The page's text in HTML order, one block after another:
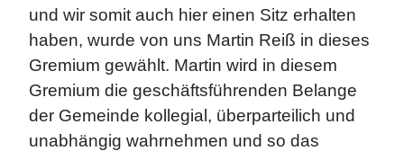
und wir somit auch hier einen Sitz erhalten
haben, wurde von uns Martin Reiß in dieses
Gremium gewählt. Martin wird in diesem
Gremium die geschäftsführenden Belange
der Gemeinde kollegial, überparteilich und
unabhängig wahrnehmen und so das